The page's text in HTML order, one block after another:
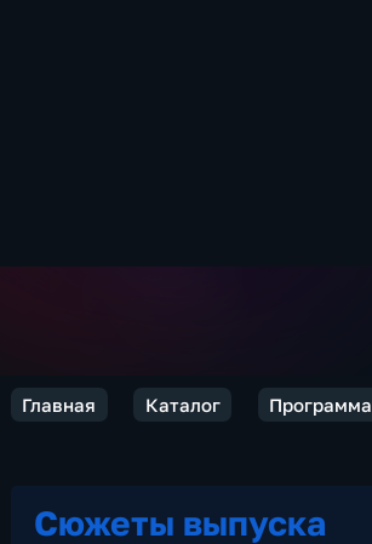
Главная Каталог Программа
Сюжеты выпуска